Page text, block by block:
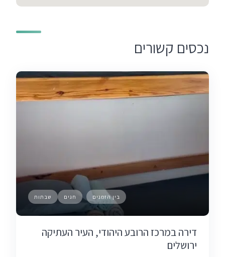
נכסים קשורים
בין הזמנים חגים שבתות
דירה במרכז הרובע היהודי, העיר העתיקה
ירושלים